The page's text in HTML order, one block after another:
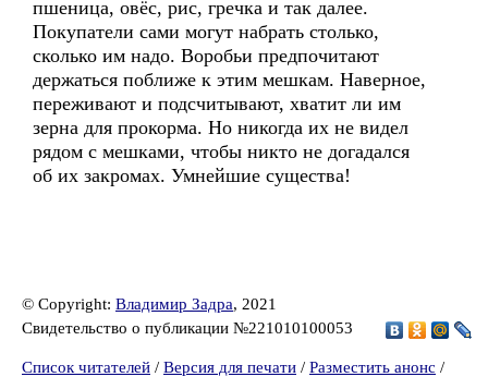
пшеница, овёс, рис, гречка и так далее.
Покупатели сами могут набрать столько,
сколько им надо. Воробьи предпочитают
держаться поближе к этим мешкам. Наверное,
переживают и подсчитывают, хватит ли им
зерна для прокорма. Но никогда их не видел
рядом с мешками, чтобы никто не догадался
об их закромах. Умнейшие существа!
© Copyright: Владимир Задра, 2021
Свидетельство о публикации №221010100053
Список читателей / Версия для печати / Разместить анонс /